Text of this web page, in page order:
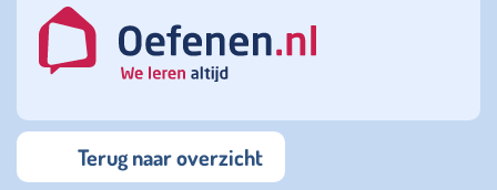
Terug naar overzicht